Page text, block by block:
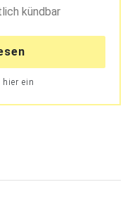
kündbar
hier ein